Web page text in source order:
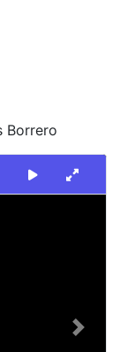
Borrero
Next